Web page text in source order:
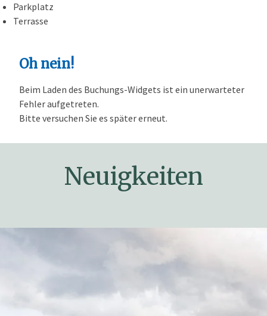
Parkplatz
Terrasse
Oh nein!
Beim Laden des Buchungs-Widgets ist ein unerwarteter
Fehler aufgetreten.
Bitte versuchen Sie es später erneut.
Neuigkeiten